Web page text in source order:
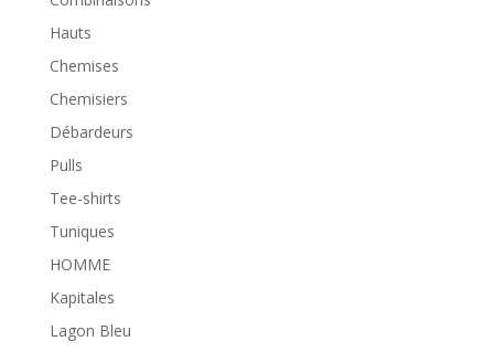
Hauts
Chemises
Chemisiers
Débardeurs
Pulls
Tee-shirts
Tuniques
HOMME
Kapitales
Lagon Bleu